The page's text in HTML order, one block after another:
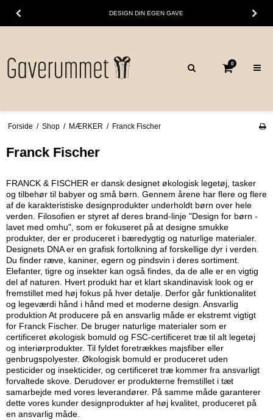
DESIGN DIN EGEN GAVE
0
Forside / Shop / MÆRKER / Franck Fischer
Franck Fischer
FRANCK & FISCHER er dansk designet økologisk legetøj, tasker
og tilbehør til babyer og små børn. Gennem årene har flere og flere
af de karakteristiske designprodukter underholdt børn over hele
verden. Filosofien er styret af deres brand-linje "Design for børn -
lavet med omhu", som er fokuseret på at designe smukke
produkter, der er produceret i bæredygtig og naturlige materialer.
Designets DNA er en grafisk fortolkning af forskellige dyr i verden.
Du finder ræve, kaniner, egern og pindsvin i deres sortiment.
Elefanter, tigre og insekter kan også findes, da de alle er en vigtig
del af naturen. Hvert produkt har et klart skandinavisk look og er
fremstillet med høj fokus på hver detalje. Derfor går funktionalitet
og legeværdi hånd i hånd med et moderne design. Ansvarlig
produktion At producere på en ansvarlig måde er ekstremt vigtigt
for Franck Fischer. De bruger naturlige materialer som er
certificeret økologisk bomuld og FSC-certificeret træ til alt legetøj
og interiørprodukter. Til fyldet foretrækkes majsfiber eller
genbrugspolyester. Økologisk bomuld er produceret uden
pesticider og insekticider, og certificeret træ kommer fra ansvarligt
forvaltede skove. Derudover er produkterne fremstillet i tæt
samarbejde med vores leverandører. På samme måde garanterer
dette vores kunder designprodukter af høj kvalitet, produceret på
en ansvarlig måde.